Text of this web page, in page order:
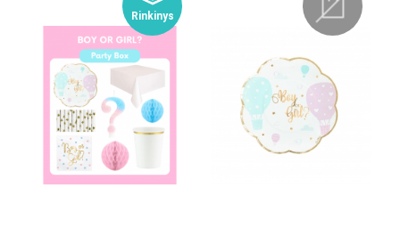
Rinkinys